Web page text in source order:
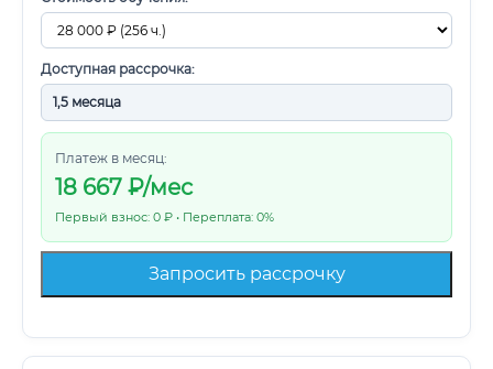
Доступная рассрочка:
Платеж в месяц:
18 667 ₽/мес
Первый взнос: 0 ₽ • Переплата: 0%
Запросить рассрочку